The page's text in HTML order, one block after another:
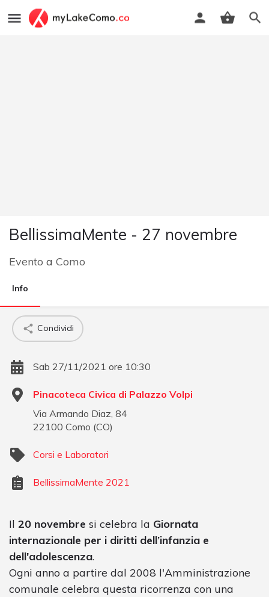
BellissimaMente - 27 novembre
Evento a Como
Info
Condividi
Sab 27/11/2021 ore 10:30
Pinacoteca Civica di Palazzo Volpi
Via Armando Diaz, 84
22100 Como (CO)
Corsi e Laboratori
BellissimaMente 2021
Il 20 novembre si celebra la Giornata
internazionale per i diritti dell’infanzia e
dell'adolescenza.
Ogni anno a partire dal 2008 l'Amministrazione
comunale celebra questa ricorrenza con una